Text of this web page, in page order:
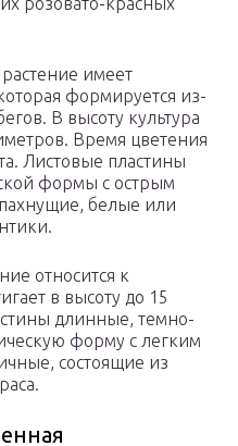
имеет
формируется из-
В высоту культура
Время цветения
Листовые пластины
формы с острым
белые или
относится к
в высоту до 15
длинные, темно-
форму с легким
состоящие из